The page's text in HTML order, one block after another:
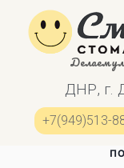
Делаем
ДНР, г.
+7(949)513-